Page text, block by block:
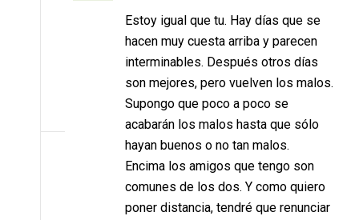
Estoy igual que tu. Hay días que se
hacen muy cuesta arriba y parecen
interminables. Después otros días
son mejores, pero vuelven los malos.
Supongo que poco a poco se
acabarán los malos hasta que sólo
hayan buenos o no tan malos.
Encima los amigos que tengo son
comunes de los dos. Y como quiero
poner distancia, tendré que renunciar